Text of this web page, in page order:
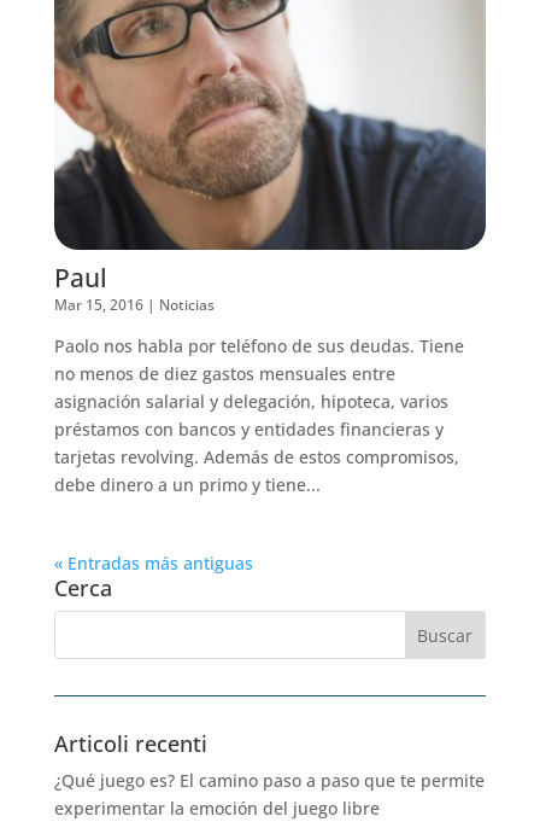
Paul
Mar 15, 2016| Noticias
Paolo nos habla por teléfono de sus deudas. Tiene
no menos de diez gastos mensuales entre
asignación salarial y delegación, hipoteca, varios
préstamos con bancos y entidades financieras y
tarjetas revolving. Además de estos compromisos,
debe dinero a un primo y tiene...
« Entradas más antiguas
Cerca
Articoli recenti
¿Qué juego es? El camino paso a paso que te permite
experimentar la emoción del juego libre